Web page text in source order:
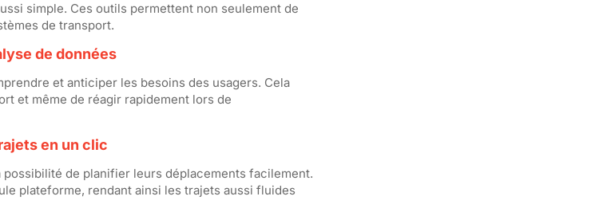
simple. Ces outils permettent non seulement de
de transport.
de données
et anticiper les besoins des usagers. Cela
et même de réagir rapidement lors de
en un clic
de planifier leurs déplacements facilement.
plateforme, rendant ainsi les trajets aussi fluides